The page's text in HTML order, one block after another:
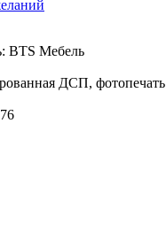
: BTS Мебель
ДСП, фотопечать